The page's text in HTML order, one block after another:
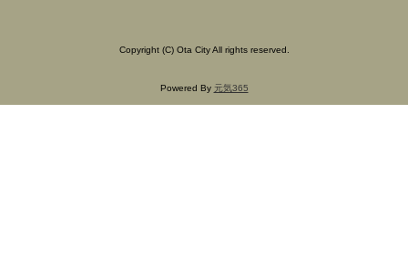
Copyright (C) Ota City All rights reserved.
Powered By 元気365